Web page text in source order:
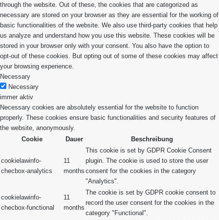
through the website. Out of these, the cookies that are categorized as
necessary are stored on your browser as they are essential for the working of
basic functionalities of the website. We also use third-party cookies that help
us analyze and understand how you use this website. These cookies will be
stored in your browser only with your consent. You also have the option to
opt-out of these cookies. But opting out of some of these cookies may affect
your browsing experience.
Necessary
Necessary
immer aktiv
Necessary cookies are absolutely essential for the website to function
properly. These cookies ensure basic functionalities and security features of
the website, anonymously.
Cookie
Dauer Beschreibung
cookielawinfo-
checbox-analytics
11
months
This cookie is set by GDPR Cookie Consent
plugin. The cookie is used to store the user
consent for the cookies in the category
"Analytics".
cookielawinfo-
checbox-functional
11
months
The cookie is set by GDPR cookie consent to
record the user consent for the cookies in the
category "Functional".